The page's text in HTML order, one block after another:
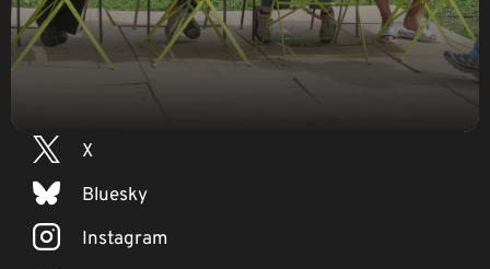
SUIVEZ-NOUS
X
Bluesky
Instagram